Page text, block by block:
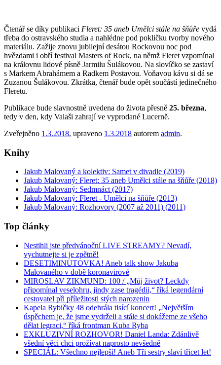
Čtenář se díky publikaci Fleret: 35 aneb Umělci stále na šňůře vydá
třeba do ostravského studia a nahlédne pod pokličku tvorby nového
materiálu. Zažije znovu jubilejní desátou Rockovou noc pod
hvězdami i obří festival Masters of Rock, na němž Fleret vzpomínal
na královnu lidové písně Jarmilu Šulákovou. Na slovíčko se zastaví
s Markem Abrahámem a Radkem Postavou. Voňavou kávu si dá se
Zuzanou Šulákovou. Zkrátka, čtenář bude opět součástí jedinečného
Fleretu.
Publikace bude slavnostně uvedena do života přesně 25. března,
tedy v den, kdy Valaši zahrají ve vyprodané Lucerně.
Zveřejněno 1.3.2018, upraveno 1.3.2018 autorem admin.
Knihy
Jakub Malovaný a kolektiv: Samet v divadle (2019)
Jakub Malovaný: Fleret: 35 aneb Umělci stále na šňůře (2018)
Jakub Malovaný: Sedmnáct (2017)
Jakub Malovaný: Fleret - Umělci na šňůře (2013)
Jakub Malovaný: Rozhovory (2007 až 2011) (2011)
Top články
Nestihli jste předvánoční LIVE STREAMY? Nevadí,
vychutnejte si je zpětně!
DESETIMINUTOVKA! Aneb talk show Jakuba
Malovaného v době koronavirové
MIROSLAV ZIKMUND: 100 / „Můj život? Leckdy
připomínal veselohru, jindy zase tragédii,“ říká legendární
cestovatel při příležitosti stých narozenin
Kapela Rybičky 48 odehrála tisící koncert! „Největším
úspěchem je, že jsme vydrželi a stále si dokážeme ze všeho
dělat legraci,“ říká frontman Kuba Ryba
EXKLUZIVNÍ ROZHOVOR! Daniel Landa: Zdánlivě
všední věci chci prožívat naprosto nevšedně
SPECIÁL: Všechno nejlepší! Aneb Tři sestry slaví třicet let!